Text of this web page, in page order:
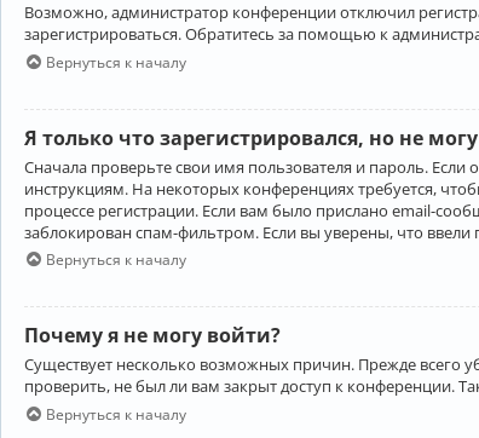
Возможно, администратор конференции отключил
зарегистрироваться. Обратитесь за помощью к
Вернуться к началу
Я только что зарегистрировался, но не
Сначала проверьте свои имя пользователя и пароль.
инструкциям. На некоторых конференциях требуется,
процессе регистрации. Если вам было прислано email-
заблокирован спам-фильтром. Если вы уверены, что
Вернуться к началу
Почему я не могу войти?
Существует несколько возможных причин. Прежде всего
проверить, не был ли вам закрыт доступ к конференции.
Вернуться к началу